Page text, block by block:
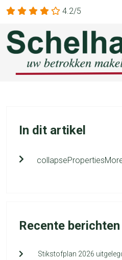
4.2/5
In dit artikel
Recente berichten
Stikstofplan 2026